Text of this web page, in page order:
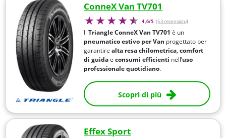
ConneX Van TV701
4,6/5 (53 recensioni)
IlTriangle ConneX Van TV701 è un
pneumatico estivo per Van progettato per
garantirealta resa chilometrica,comfort
di guidaeconsumi efficienti nell’uso
professionale quotidiano.
Scopri di più
Effex Sport